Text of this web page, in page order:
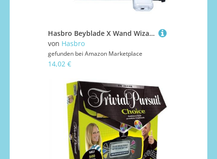
Hasbro Beyblade X Wand Wizard 1-60R UX Starter Pack Kreisel und Starter
von Hasbro
gefunden bei Amazon Marketplace
14,02 €